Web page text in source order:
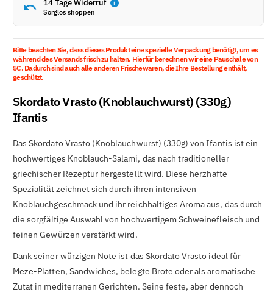
14 Tage Widerruf i
Sorglos shoppen
Bitte beachten Sie, dass dieses Produkt eine spezielle Verpackung benötigt, um es
während des Versands frisch zu halten. Hierfür berechnen wir eine Pauschale von
5€. Dadurch sind auch alle anderen Frischewaren, die Ihre Bestellung enthält,
geschützt.
Skordato Vrasto (Knoblauchwurst) (330g)
Ifantis
Das Skordato Vrasto (Knoblauchwurst) (330g) von Ifantis ist ein
hochwertiges Knoblauch-Salami, das nach traditioneller
griechischer Rezeptur hergestellt wird. Diese herzhafte
Spezialität zeichnet sich durch ihren intensiven
Knoblauchgeschmack und ihr reichhaltiges Aroma aus, das durch
die sorgfältige Auswahl von hochwertigem Schweinefleisch und
feinen Gewürzen verstärkt wird.
Dank seiner würzigen Note ist das Skordato Vrasto ideal für
Meze-Platten, Sandwiches, belegte Brote oder als aromatische
Zutat in mediterranen Gerichten. Seine feste, aber dennoch